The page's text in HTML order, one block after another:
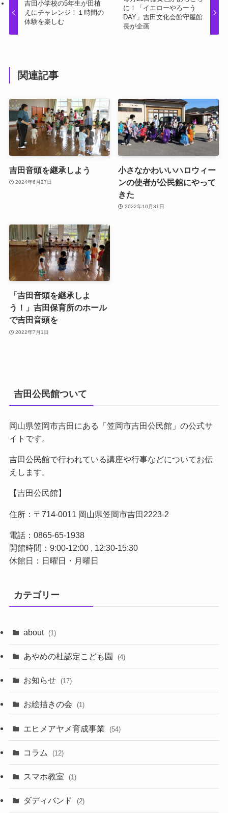
吉田小学校の5年生が田植
えにチャレンジ！１時間の
体験を楽しむ
に！「イエローやろーう
DAY」吉田文化会館守屋館
長が企画
関連記事
吉田音頭を継承しよう
2024年6月27日
小さなかわいいハロウィー
ンの使者が公民館にやって
きた
2022年10月31日
「吉田音頭を継承しよ
う！」吉田保育所のホール
で吉田音頭を
2022年7月1日
吉田公民館ついて
岡山県笠岡市吉田にある「笠岡市吉田公民館」の公式サ
イトです。
吉田公民館で行われている講座や行事などについてお伝
えします。
【吉田公民館】
住所：〒714-0011 岡山県笠岡市吉田2223-2
電話：0865-65-1938
開館時間：9:00-12:00 , 12:30-15:30
休館日：日曜日・月曜日
カテゴリー
about (1)
あやめの杜認定こども園 (4)
お知らせ (17)
お絵描きの会 (1)
エヒメアヤメ育成事業 (54)
コラム (12)
スマホ教室 (1)
ダディバンド (2)